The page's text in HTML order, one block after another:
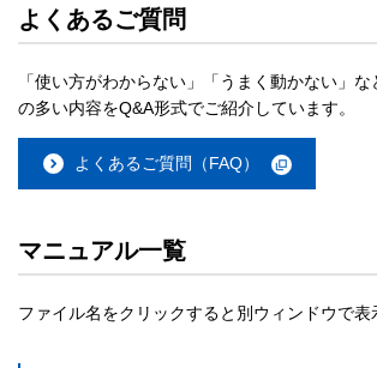
よくあるご質問
「使い方がわからない」「うまく動かない」
の多い内容をQ&A形式でご紹介しています。
よくあるご質問（FAQ）
マニュアル一覧
ファイル名をクリックすると別ウィンドウで表